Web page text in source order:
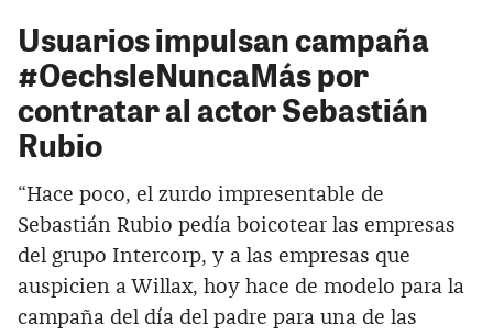
Usuarios impulsan campaña
#OechsleNuncaMás por
contratar al actor Sebastián
Rubio
“Hace poco, el zurdo impresentable de
Sebastián Rubio pedía boicotear las empresas
del grupo Intercorp, y a las empresas que
auspicien a Willax, hoy hace de modelo para la
campaña del día del padre para una de las